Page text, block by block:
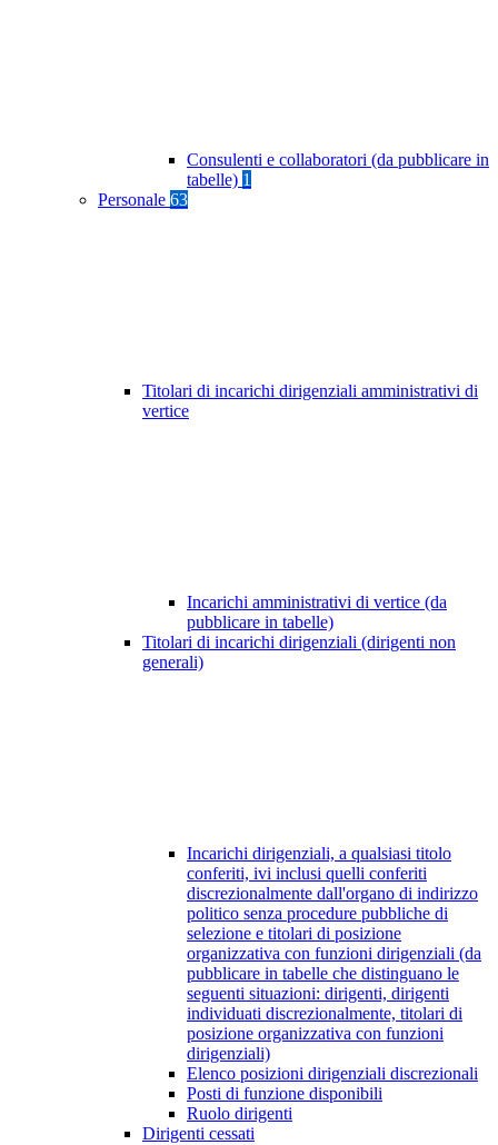
Consulenti e collaboratori (da pubblicare in
tabelle) 1
Personale 63
Titolari di incarichi dirigenziali amministrativi di
vertice
Incarichi amministrativi di vertice (da
pubblicare in tabelle)
Titolari di incarichi dirigenziali (dirigenti non
generali)
Incarichi dirigenziali, a qualsiasi titolo
conferiti, ivi inclusi quelli conferiti
discrezionalmente dall'organo di indirizzo
politico senza procedure pubbliche di
selezione e titolari di posizione
organizzativa con funzioni dirigenziali (da
pubblicare in tabelle che distinguano le
seguenti situazioni: dirigenti, dirigenti
individuati discrezionalmente, titolari di
posizione organizzativa con funzioni
dirigenziali)
Elenco posizioni dirigenziali discrezionali
Posti di funzione disponibili
Ruolo dirigenti
Dirigenti cessati